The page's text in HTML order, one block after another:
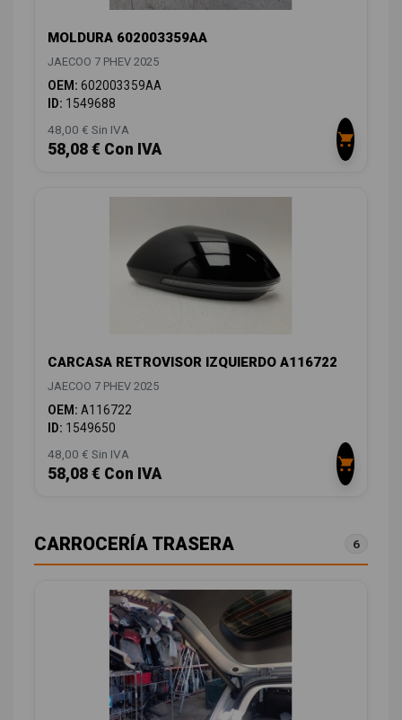
MOLDURA 602003359AA
JAECOO 7 PHEV 2025
OEM: 602003359AA
ID: 1549688
48,00 € Sin IVA
58,08 € Con IVA
CARCASA RETROVISOR IZQUIERDO A116722
JAECOO 7 PHEV 2025
OEM: A116722
ID: 1549650
48,00 € Sin IVA
58,08 € Con IVA
CARROCERÍA TRASERA 6